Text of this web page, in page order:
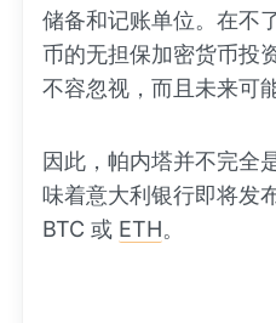
储备和记账单位。在不
币的无担保加密货币投
不容忽视，而且未来可
因此，帕内塔并不完全
味着意大利银行即将发
BTC 或 ETH。